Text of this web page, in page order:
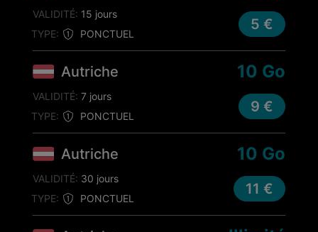
TYPE: PONCTUEL
VALIDITÉ: 15 jours
5 €
Autriche
TYPE: PONCTUEL
10 Go
VALIDITÉ: 7 jours
9 €
Autriche
TYPE: PONCTUEL
10 Go
VALIDITÉ: 30 jours
11 €